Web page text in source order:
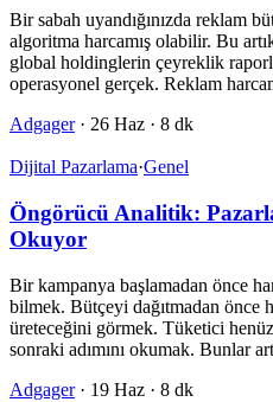
Bir sabah uyandığınızda reklam
algoritma harcamış olabilir. Bu
global holdinglerin çeyreklik
operasyonel gerçek. Reklam
Adgager · 26 Haz · 8 dk
Dijital Pazarlama·Genel
Öngörücü Analitik:
Okuyor
Bir kampanya başlamadan önce
bilmek. Bütçeyi dağıtmadan önce
üreteceğini görmek. Tüketici
sonraki adımını okumak. Bunlar
Adgager · 19 Haz · 8 dk